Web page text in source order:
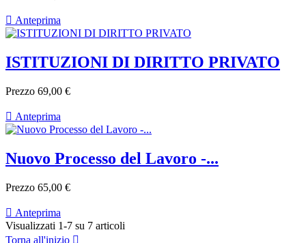
 Anteprima
ISTITUZIONI DI DIRITTO PRIVATO
Prezzo 69,00 €
 Anteprima
Nuovo Processo del Lavoro -...
Prezzo 65,00 €
 Anteprima
Visualizzati 1-7 su 7 articoli
Torna all'inizio 